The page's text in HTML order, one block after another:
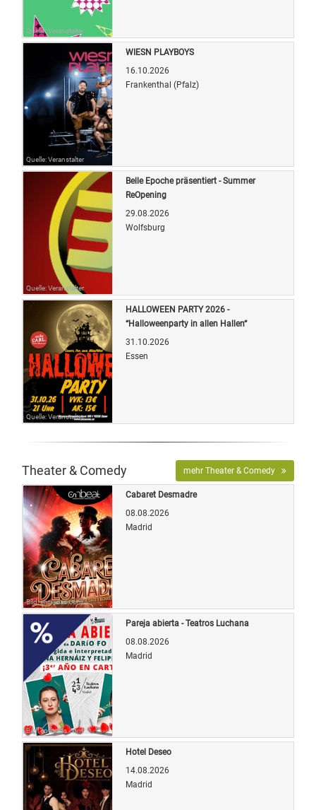
Quelle: Veranstalter
Quelle: Veranstalter
WIESN PLAYBOYS
16.10.2026
Frankenthal (Pfalz)
Quelle: Veranstalter
Belle Epoche präsentiert - Summer
ReOpening
29.08.2026
Wolfsburg
Quelle: Veranstalter
HALLOWEEN PARTY 2026 -
“Halloweenparty in allen Hallen“
31.10.2026
Essen
Theater & Comedy mehr Theater & Comedy
Bild: entradas.com
Cabaret Desmadre
08.08.2026
Madrid
Bild: entradas.com
Pareja abierta - Teatros Luchana
08.08.2026
Madrid
Hotel Deseo
14.08.2026
Madrid